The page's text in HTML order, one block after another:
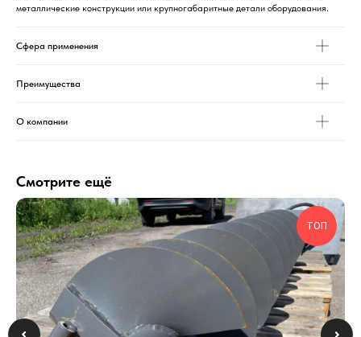
металлические конструкции или крупногабаритные детали оборудования.
Сфера применения
Преимущества
О компании
Смотрите ещё
ТОП